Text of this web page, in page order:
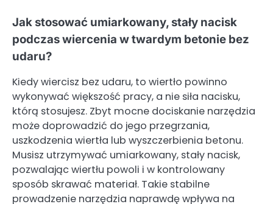
Jak stosować umiarkowany, stały nacisk
podczas wiercenia w twardym betonie bez
udaru?
Kiedy wiercisz bez udaru, to wiertło powinno
wykonywać większość pracy, a nie siła nacisku,
którą stosujesz. Zbyt mocne dociskanie narzędzia
może doprowadzić do jego przegrzania,
uszkodzenia wiertła lub wyszczerbienia betonu.
Musisz utrzymywać umiarkowany, stały nacisk,
pozwalając wiertłu powoli i w kontrolowany
sposób skrawać materiał. Takie stabilne
prowadzenie narzędzia naprawdę wpływa na